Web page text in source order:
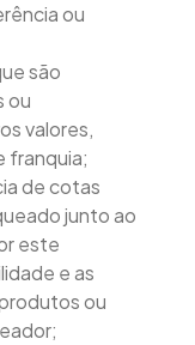
ou
são
ou
valores,
franquia;
de cotas
junto ao
este
e as
ou